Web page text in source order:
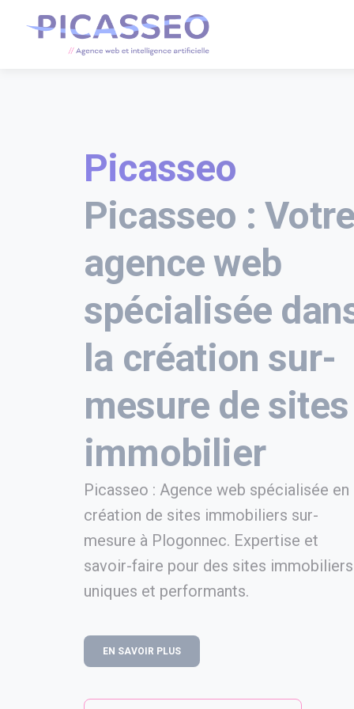
Picasseo
Picasseo :
agence web
spécialisée
la création sur-
mesure de sites
immobilier
Picasseo : Agence web spécialisée en
création de sites immobiliers sur-
mesure à Plogonnec. Expertise et
savoir-faire pour des sites immobiliers
uniques et performants.
EN SAVOIR PLUS